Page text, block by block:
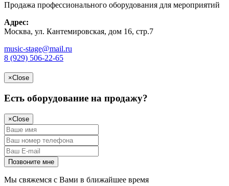
Продажа профессионального оборудования для мероприятий
Адрес:
Москва, ул. Кантемировская, дом 16, стр.7
music-stage@mail.ru
8 (929) 506-22-65
×Close
Есть оборудование на продажу?
×Close
Мы свяжемся с Вами в ближайшее время